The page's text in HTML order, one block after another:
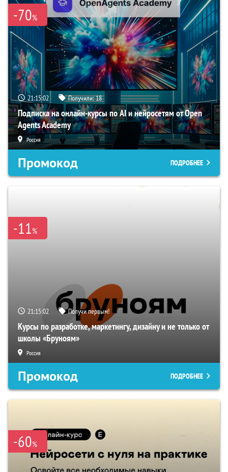
-70%
21:15:02 Получили:18
Подписка на онлайн-курсы по AI и нейросетям от Open
Agents Academy
Россия
Промокод ПОДРОБНЕЕ
-11%
21:15:02 Получи первым!
Курсы по разработке, маркетингу, дизайну и не только от
школы «Бруноям»
Россия
Промокод ПОДРОБНЕЕ
-60%